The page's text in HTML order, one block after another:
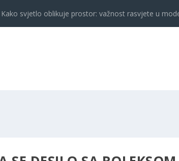
Kako svjetlo oblikuje prostor: važnost rasvjete u